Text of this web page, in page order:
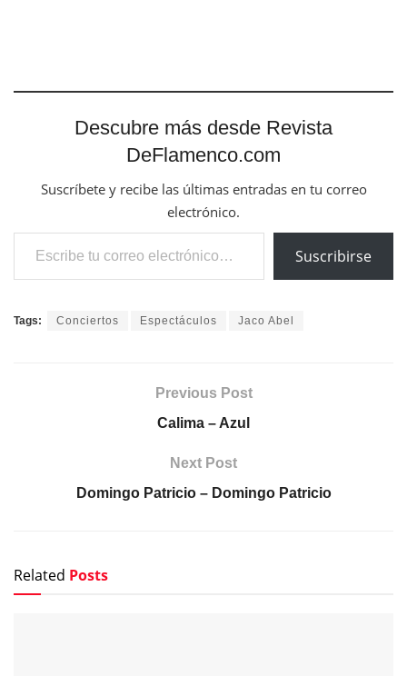
Descubre más desde Revista
DeFlamenco.com
Suscríbete y recibe las últimas entradas en tu correo
electrónico.
Escribe tu correo electrónico…
Suscribirse
Tags: Conciertos Espectáculos Jaco Abel
Previous Post
Calima – Azul
Next Post
Domingo Patricio – Domingo Patricio
Related Posts